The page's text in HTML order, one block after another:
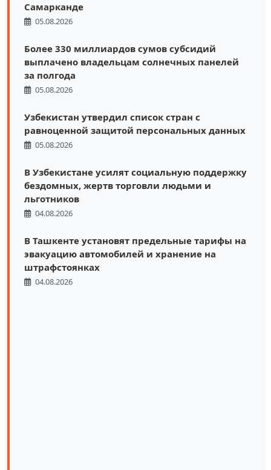
Самарканде
05.08.2026
Более 330 миллиардов сумов субсидий
выплачено владельцам солнечных панелей
за полгода
05.08.2026
Узбекистан утвердил список стран с
равноценной защитой персональных данных
05.08.2026
В Узбекистане усилят социальную поддержку
бездомных, жертв торговли людьми и
льготников
04.08.2026
В Ташкенте установят предельные тарифы на
эвакуацию автомобилей и хранение на
штрафстоянках
04.08.2026